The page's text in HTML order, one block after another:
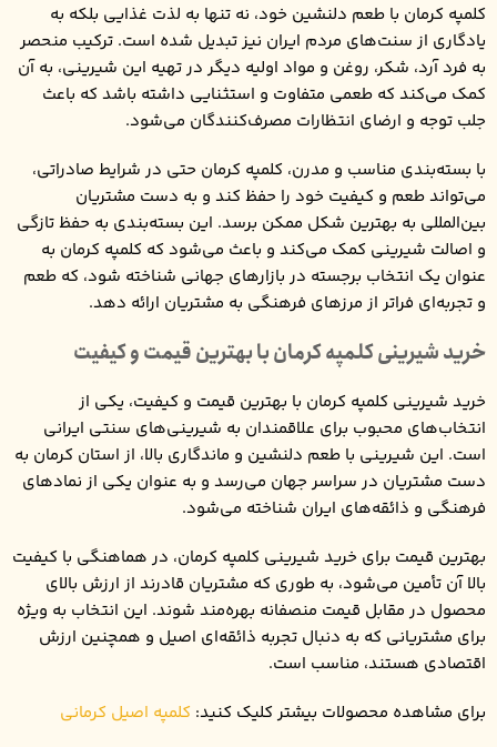
کلمپه کرمان با طعم دلنشین خود، نه تنها به لذت غذایی بلکه به
یادگاری از سنت‌های مردم ایران نیز تبدیل شده است. ترکیب منحصر
به فرد آرد، شکر، روغن و مواد اولیه دیگر در تهیه این شیرینی، به آن
کمک می‌کند که طعمی متفاوت و استثنایی داشته باشد که باعث
جلب توجه و ارضای انتظارات مصرف‌کنندگان می‌شود.
با بسته‌بندی مناسب و مدرن، کلمپه کرمان حتی در شرایط صادراتی،
می‌تواند طعم و کیفیت خود را حفظ کند و به دست مشتریان
بین‌المللی به بهترین شکل ممکن برسد. این بسته‌بندی به حفظ تازگی
و اصالت شیرینی کمک می‌کند و باعث می‌شود که کلمپه کرمان به
عنوان یک انتخاب برجسته در بازارهای جهانی شناخته شود، که طعم
و تجربه‌ای فراتر از مرزهای فرهنگی به مشتریان ارائه دهد.
خرید شیرینی کلمپه کرمان با بهترین قیمت و کیفیت
خرید شیرینی کلمپه کرمان با بهترین قیمت و کیفیت، یکی از
انتخاب‌های محبوب برای علاقمندان به شیرینی‌های سنتی ایرانی
است. این شیرینی با طعم دلنشین و ماندگاری بالا، از استان کرمان به
دست مشتریان در سراسر جهان می‌رسد و به عنوان یکی از نمادهای
فرهنگی و ذائقه‌های ایران شناخته می‌شود.
بهترین قیمت برای خرید شیرینی کلمپه کرمان، در هماهنگی با کیفیت
بالا آن تأمین می‌شود، به طوری که مشتریان قادرند از ارزش بالای
محصول در مقابل قیمت منصفانه بهره‌مند شوند. این انتخاب به ویژه
برای مشتریانی که به دنبال تجربه ذائقه‌ای اصیل و همچنین ارزش
اقتصادی هستند، مناسب است.
برای مشاهده محصولات بیشتر کلیک کنید: کلمپه اصیل کرمانی